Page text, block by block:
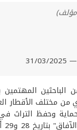
المهتمين
من مختلف الأقطار
وحفظ التراث في